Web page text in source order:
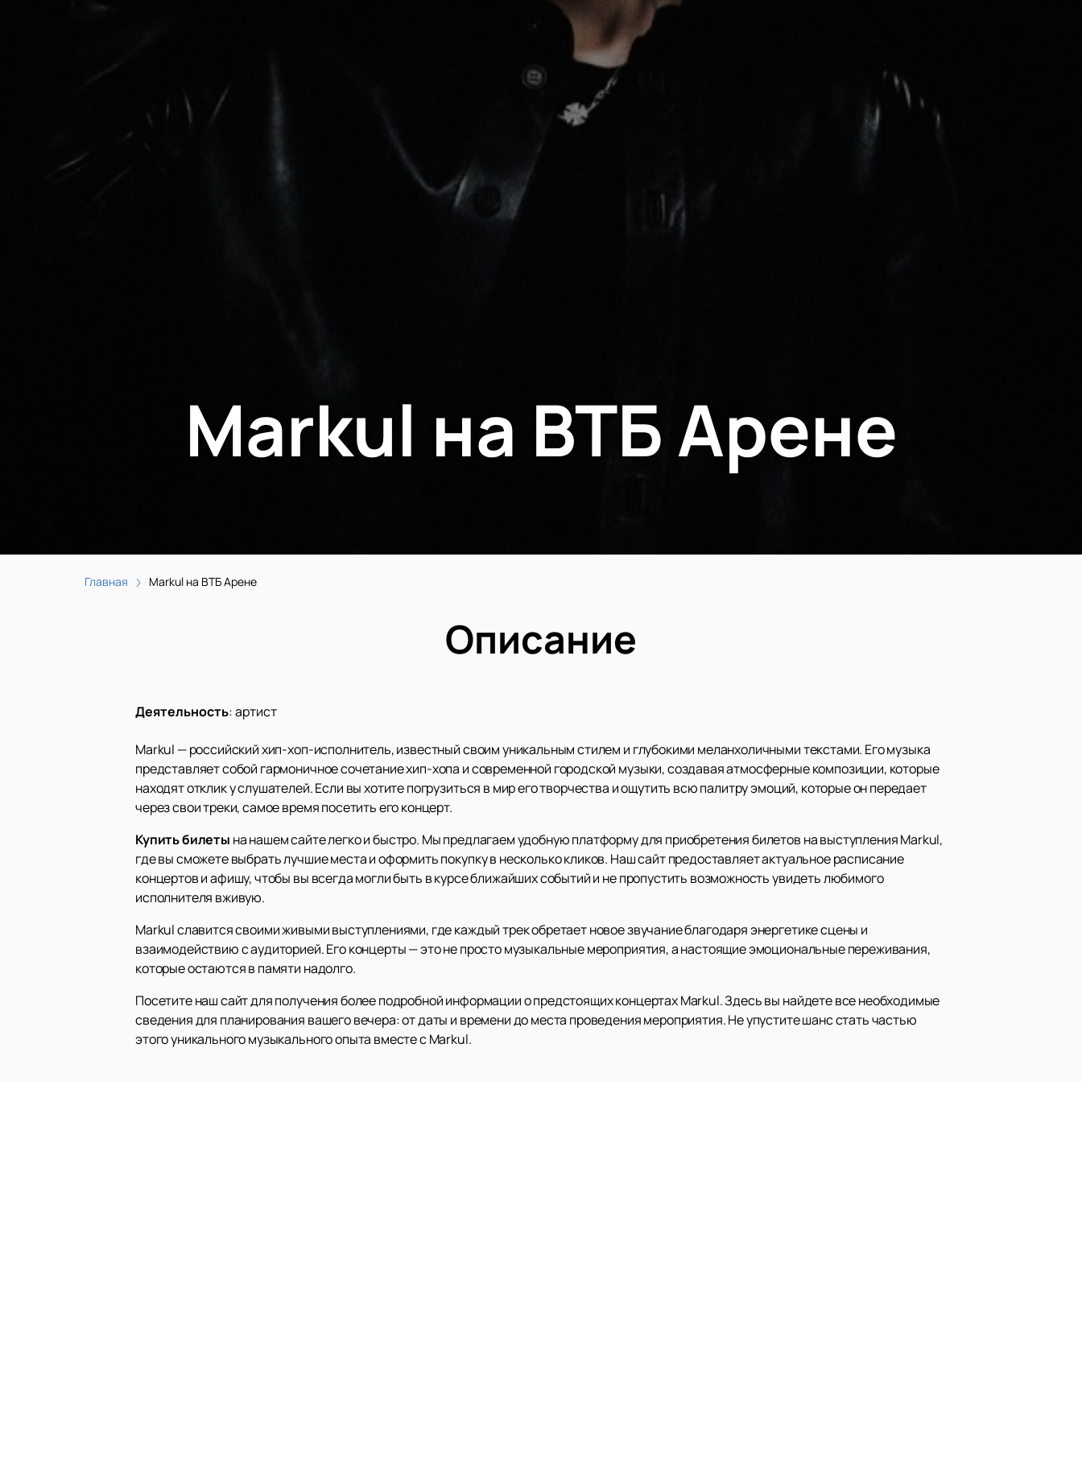
Markul на ВТБ Арене
Главная Markul на ВТБ Арене
Описание
Деятельность:артист
Markul — российский хип-хоп-исполнитель, известный своим уникальным стилем и глубокими меланхоличными текстами. Его музыка
представляет собой гармоничное сочетание хип-хопа и современной городской музыки, создавая атмосферные композиции, которые
находят отклик у слушателей. Если вы хотите погрузиться в мир его творчества и ощутить всю палитру эмоций, которые он передает
через свои треки, самое время посетить его концерт.
Купить билеты на нашем сайте легко и быстро. Мы предлагаем удобную платформу для приобретения билетов на выступления Markul,
где вы сможете выбрать лучшие места и оформить покупку в несколько кликов. Наш сайт предоставляет актуальное расписание
концертов и афишу, чтобы вы всегда могли быть в курсе ближайших событий и не пропустить возможность увидеть любимого
исполнителя вживую.
Markul славится своими живыми выступлениями, где каждый трек обретает новое звучание благодаря энергетике сцены и
взаимодействию с аудиторией. Его концерты — это не просто музыкальные мероприятия, а настоящие эмоциональные переживания,
которые остаются в памяти надолго.
Посетите наш сайт для получения более подробной информации о предстоящих концертах Markul. Здесь вы найдете все необходимые
сведения для планирования вашего вечера: от даты и времени до места проведения мероприятия. Не упустите шанс стать частью
этого уникального музыкального опыта вместе с Markul.